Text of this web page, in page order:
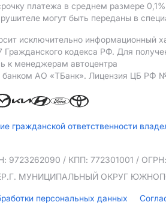
платежа в среднем размере
могут быть переданы в
исключительно информационный
кодекса РФ. Для
к менеджерам автоцентра
банком АO «ТБанк». Лицензия ЦБ РФ
гражданской ответственности
9723262090 / КПП: 772301001 /
МУНИЦИПАЛЬНЫЙ ОКРУГ
персональных данных